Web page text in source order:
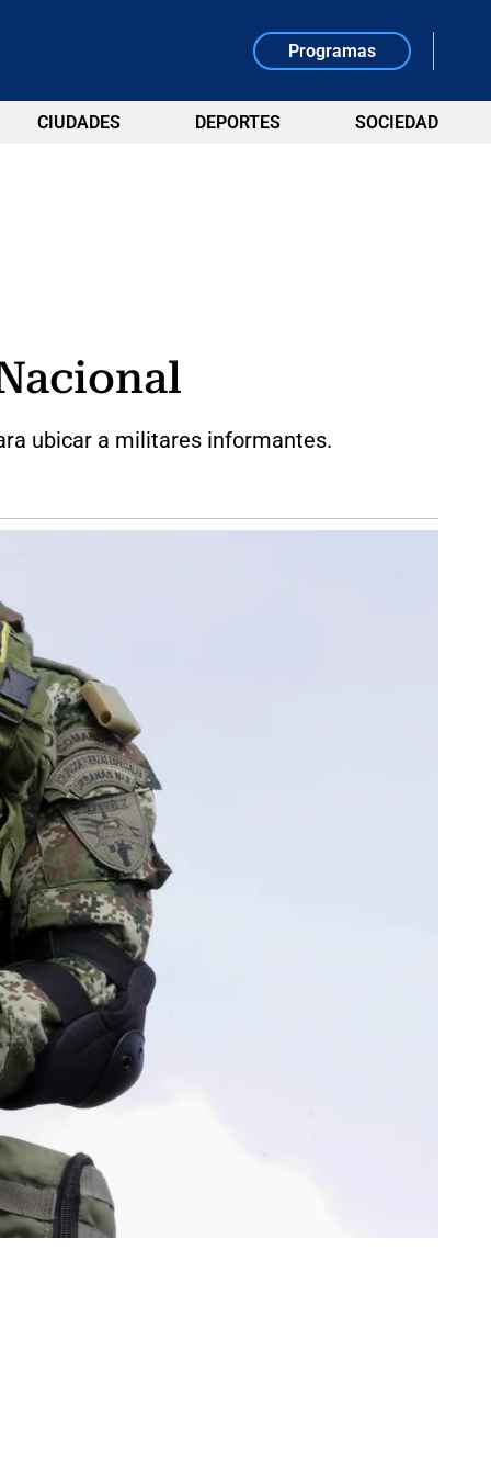
Programas
CIUDADES DEPORTES SOCIEDAD
ubicar a militares informantes.